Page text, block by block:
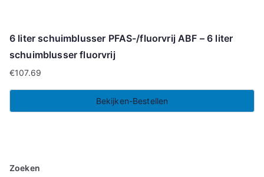
6 liter schuimblusser PFAS-/fluorvrij ABF – 6 liter
schuimblusser fluorvrij
€107.69
Bekijken-Bestellen
Zoeken